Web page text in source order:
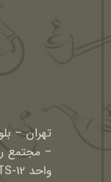
تهران –
– مجتمع
واحد TS-12